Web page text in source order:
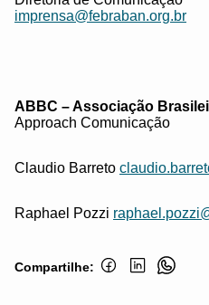
imprensa@febraban.org.br
ABBC – Associação
Approach Comunicação
Claudio Barreto
Raphael Pozzi
Compartilhe: